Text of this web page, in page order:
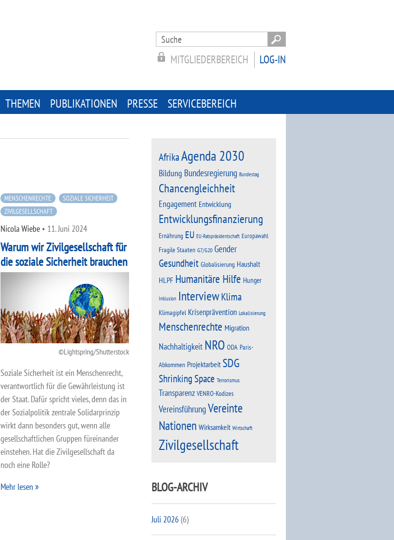
Search
for:
LOG-IN
MITGLIEDERBEREICH
THEMEN PUBLIKATIONEN PRESSE SERVICEBEREICH
MENSCHENRECHTE
SOZIALE SICHERHEIT
ZIVILGESELLSCHAFT
Nicola Wiebe• 11. Juni 2024
Warum wir Zivilgesellschaft für
die soziale Sicherheit brauchen
Lightspring/Shutterstock
Soziale Sicherheit ist ein Menschenrecht,
verantwortlich für die Gewährleistung ist
der Staat. Dafür spricht vieles, denn das in
der Sozialpolitik zentrale Solidarprinzip
wirkt dann besonders gut, wenn alle
gesellschaftlichen Gruppen füreinander
einstehen. Hat die Zivilgesellschaft da
noch eine Rolle?
Mehr lesen
AfrikaAgenda 2030
Bildung Bundesregierung Bundestag
Chancengleichheit
Engagement Entwicklung
Entwicklungsfinanzierung
Ernährung EU EU-Ratspräsidentschaft Europawahl
Fragile Staaten G7/G20 Gender
Gesundheit Globalisierung Haushalt
HLPF Humanitäre Hilfe Hunger
Inklusion Interview Klima
Klimagipfel Krisenprävention Lokalisierung
Menschenrechte Migration
Nachhaltigkeit NRO ODA Paris-
Abkommen Projektarbeit SDG
Shrinking Space Terrorismus
Transparenz VENRO-Kodizes
VereinsführungVereinte
Nationen Wirksamkeit Wirtschaft
Zivilgesellschaft
BLOG-ARCHIV
Juli 2026(6)